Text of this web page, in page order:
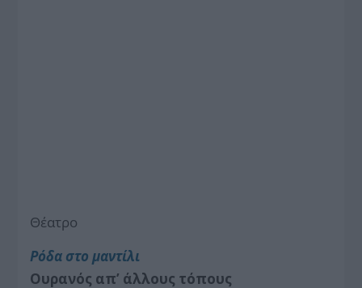
Θέατρο
Ρόδα στο μαντίλι
Ουρανός απ’ άλλους τόπους